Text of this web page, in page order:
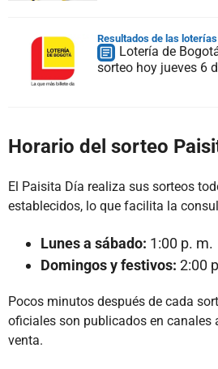
Resultados de las loterías
Lotería de
sorteo hoy jueves 6
Horario del sorteo
El Paisita Día realiza sus sorteos
establecidos, lo que facilita la
Lunes a sábado: 1:00 p. m.
Domingos y festivos: 2:00
Pocos minutos después de cada
oficiales son publicados en canales
venta.